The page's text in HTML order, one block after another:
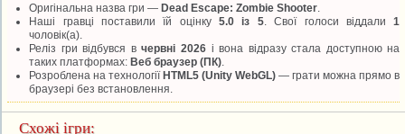
Оригінальна назва гри —Dead Escape: Zombie Shooter
Наші гравці поставили їй оцінку5.0 із 5. Свої голоси віддали1
чоловік(а).
Реліз гри відбувся вчервні 2026і вона відразу стала доступною на
таких платформах:Веб браузер (ПК)
Розроблена на технологіїHTML5 (Unity WebGL) — грати можна прямо в
браузері без встановлення.
Схожі ігри: